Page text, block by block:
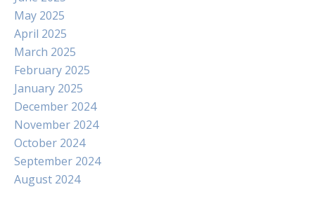
May 2025
April 2025
March 2025
February 2025
January 2025
December 2024
November 2024
October 2024
September 2024
August 2024